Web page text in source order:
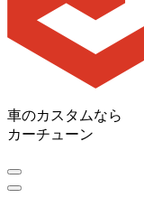
車のカスタムなら
カーチューン